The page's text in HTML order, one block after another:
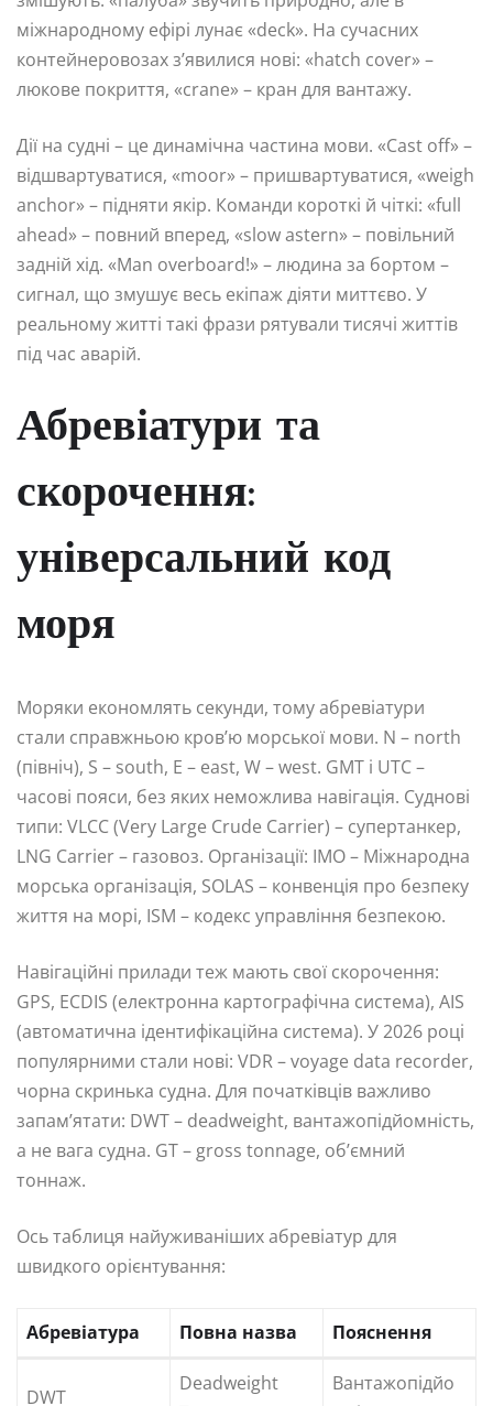
міжнародному ефірі лунає «deck». На сучасних
контейнеровозах з’явилися нові: «hatch cover» –
люкове покриття, «crane» – кран для вантажу.
Дії на судні – це динамічна частина мови. «Cast off» –
відшвартуватися, «moor» – пришвартуватися, «weigh
anchor» – підняти якір. Команди короткі й чіткі: «full
ahead» – повний вперед, «slow astern» – повільний
задній хід. «Man overboard!» – людина за бортом –
сигнал, що змушує весь екіпаж діяти миттєво. У
реальному житті такі фрази рятували тисячі життів
під час аварій.
Абревіатури та
скорочення:
універсальний код
моря
Моряки економлять секунди, тому абревіатури
стали справжньою кров’ю морської мови. N – north
(північ), S – south, E – east, W – west. GMT і UTC –
часові пояси, без яких неможлива навігація. Суднові
типи: VLCC (Very Large Crude Carrier) – супертанкер,
LNG Carrier – газовоз. Організації: IMO – Міжнародна
морська організація, SOLAS – конвенція про безпеку
життя на морі, ISM – кодекс управління безпекою.
Навігаційні прилади теж мають свої скорочення:
GPS, ECDIS (електронна картографічна система), AIS
(автоматична ідентифікаційна система). У 2026 році
популярними стали нові: VDR – voyage data recorder,
чорна скринька судна. Для початківців важливо
запам’ятати: DWT – deadweight, вантажопідйомність,
а не вага судна. GT – gross tonnage, об’ємний
тоннаж.
Ось таблиця найуживаніших абревіатур для
швидкого орієнтування:
Абревіатура Повна назва Пояснення
DWT
Deadweight
Вантажопідйо